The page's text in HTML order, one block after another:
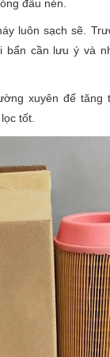
đầu nén.
luôn sạch sẽ.
bẩn cần lưu ý và
xuyên để tăng
tốt.